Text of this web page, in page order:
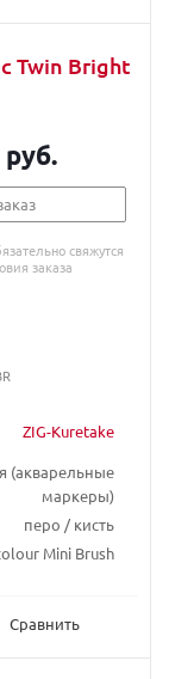
Twin Bright
ZIG-Kuretake
(акварельные
маркеры)
перо / кисть
Mini Brush
Сравнить
свяжутся
заказа